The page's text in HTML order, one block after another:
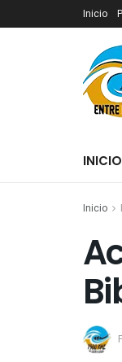
Inicio
INICIO
Inicio